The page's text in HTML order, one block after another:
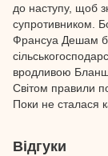
до наступу, щоб
супротивником.
Франсуа Дешам
вродливою
Світом правили
Поки не сталася
Відгуки